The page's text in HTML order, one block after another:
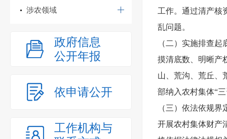
涉农领域
政府信息
公开年报
依申请公开
工作机构与
工作。通过清产核
乱问题。
（二）实施排查
摸清底数、明晰产
山、荒沟、荒丘、
部纳入农村集体“
（三）依法依规界
开展农村集体财产